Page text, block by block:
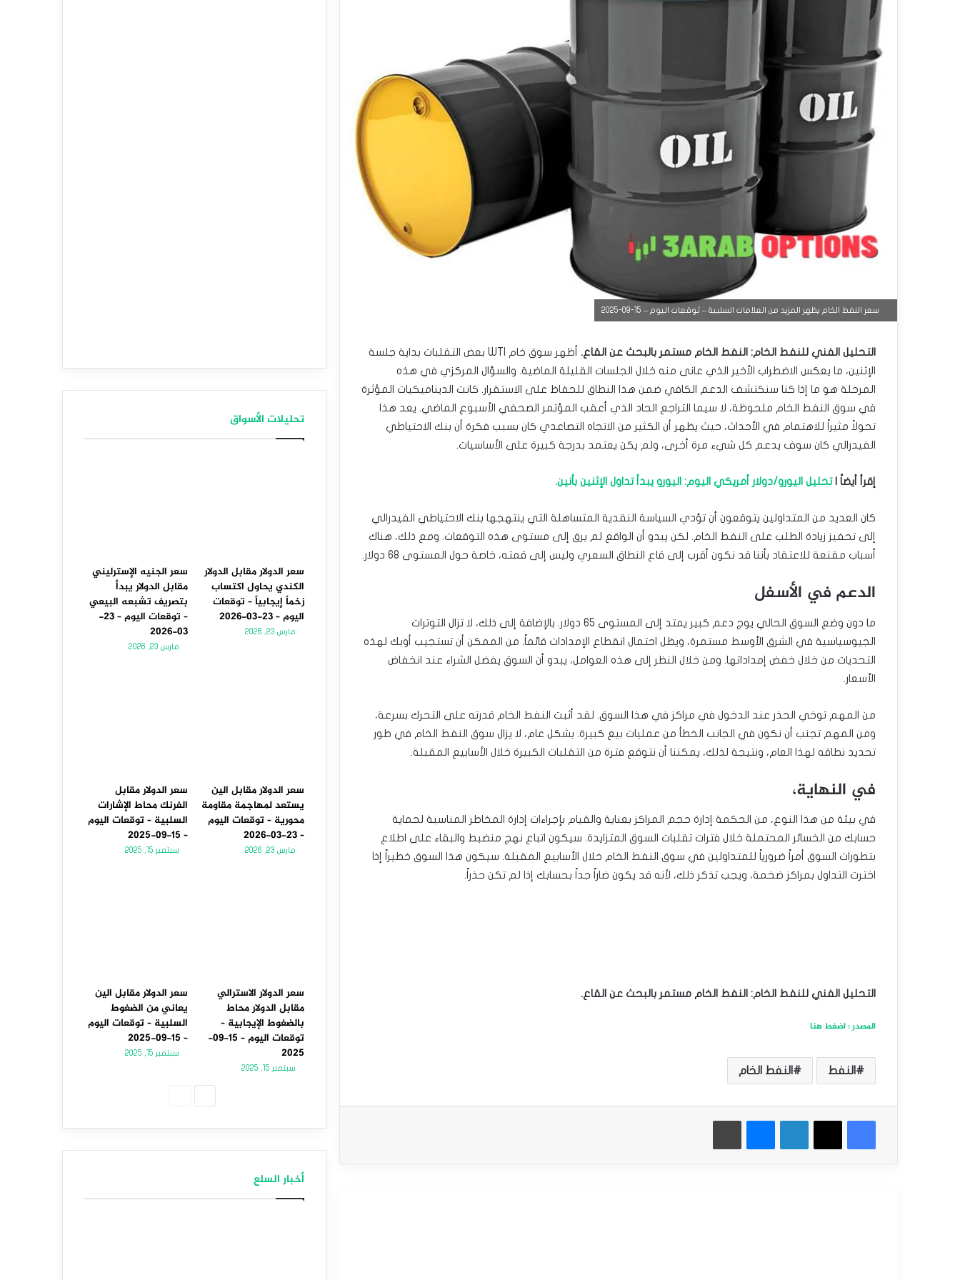
سعر النفط الخام يظهر المزيد من العلامات السلبية – توقعات اليوم – 15-09-2025
التحليل الفني للنفط الخام: النفط الخام مستمر بالبحث عن القاع.
أظهر سوق خام WTI بعض التقلبات بداية جلسة
الإثنين، ما يعكس الاضطراب الأخير الذي عانى منه خلال الجلسات القليلة الماضية. والسؤال المركزي في هذه
المرحلة هو ما إذا كنا سنكتشف الدعم الكافي ضمن هذا النطاق للحفاظ على الاستقرار. كانت الديناميكيات المؤثرة
في سوق النفط الخام ملحوظة، لا سيما التراجع الحاد الذي أعقب المؤتمر الصحفي الأسبوع الماضي. يعد هذا
تحولاً مثيراً للاهتمام في الأحداث، حيث يظهر أن الكثير من الاتجاه التصاعدي كان بسبب فكرة أن بنك الاحتياطي
الفيدرالي كان سوف يدعم كل شيء مرة أخرى، ولم يكن يعتمد بدرجة كبيرة على الأساسيات.
إقرأ أيضاً |تحليل اليورو/دولار أمريكي اليوم: اليورو يبدأ تداول الإثنين بأنين.
كان العديد من المتداولين يتوقعون أن تؤدي السياسة النقدية المتساهلة التي ينتهجها بنك الاحتياطي الفيدرالي
إلى تحفيز زيادة الطلب على النفط الخام. لكن يبدو أن الواقع لم يرق إلى مستوى هذه التوقعات. ومع ذلك، هناك
أسباب مقنعة للاعتقاد بأننا قد نكون أقرب إلى قاع النطاق السعري وليس إلى قمته، خاصة حول المستوى 68 دولار.
الدعم في الأسفل
ما دون وضع السوق الحالي يوج دعم كبير يمتد إلى المستوى 65 دولار. بالإضافة إلى ذلك، لا تزال التوترات
الجيوسياسية في الشرق الأوسط مستمرة، ويظل احتمال انقطاع الإمدادات قائماً. من الممكن أن تستجيب أوبك لهذه
التحديات من خلال خفض إمداداتها. ومن خلال النظر إلى هذه العوامل، يبدو أن السوق يفضل الشراء عند انخفاض
الأسعار.
من المهم توخي الحذر عند الدخول في مراكز في هذا السوق. لقد أثبت النفط الخام قدرته على التحرك بسرعة،
ومن المهم تجنب أن نكون في الجانب الخطأ من عمليات بيع كبيرة. بشكل عام، لا يزال سوق النفط الخام في طور
تحديد نطاقه لهذا العام، ونتيجة لذلك، يمكننا أن نتوقع فترة من التقلبات الكبيرة خلال الأسابيع المقبلة.
في النهاية،
في بيئة من هذا النوع، من الحكمة إدارة حجم المراكز بعناية والقيام بإجراءات إدارة المخاطر المناسبة لحماية
حسابك من الخسائر المحتملة خلال فترات تقلبات السوق المتزايدة. سيكون اتباع نهج منضبط والبقاء على اطلاع
بتطورات السوق أمراً ضرورياً للمتداولين في سوق النفط الخام خلال الأسابيع المقبلة. سيكون هذا السوق خطيراً إذا
اخترت التداول بمراكز ضخمة، ويجب تذكر ذلك، لأنه قد يكون ضاراً جداً بحسابك إذا لم تكن حذراً.
التحليل الفني للنفط الخام: النفط الخام مستمر بالبحث عن القاع.
المصدر : اضغط هنا
النفط النفط الخام
فيسبوك
‫X لينكدإن ماسنجر طباعة
تحليلات الأسواق
سعر الدولار مقابل الدولار
الكندي يحاول اكتساب
زخماً إيجابياً – توقعات
اليوم – 23-03-2026
مارس 23, 2026
سعر الجنيه الإسترليني
مقابل الدولار يبدأ
بتصريف تشبعه البيعي
– توقعات اليوم – 23-
03-2026
مارس 23, 2026
سعر الدولار مقابل الين
يستعد لمهاجمة مقاومة
محورية – توقعات اليوم
– 23-03-2026
مارس 23, 2026
سعر الدولار مقابل
الفرنك محاط الإشارات
السلبية – توقعات اليوم
– 15-09-2025
سبتمبر 15, 2025
سعر الدولار الاسترالي
مقابل الدولار محاط
بالضغوط الإيجابية –
توقعات اليوم – 15-09-
2025
سبتمبر 15, 2025
سعر الدولار مقابل الين
يعاني من الضغوط
السلبية – توقعات اليوم
– 15-09-2025
سبتمبر 15, 2025
أخبار السلع